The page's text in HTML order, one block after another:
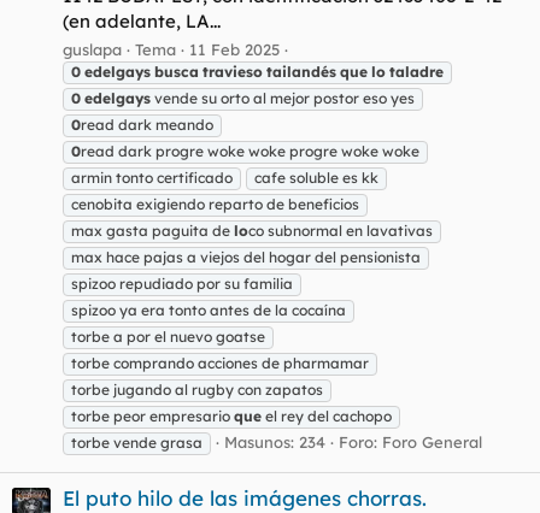
(en adelante, LA...
guslapa Tema 11 Feb 2025
0 edelgays busca travieso tailandés que lo taladre
0 edelgays vende su orto al mejor postor eso yes
0read dark meando
0read dark progre woke woke progre woke woke
armin tonto certificado
cafe soluble es kk
cenobita exigiendo reparto de beneficios
max gasta paguita de loco subnormal en lavativas
max hace pajas a viejos del hogar del pensionista
spizoo repudiado por su familia
spizoo ya era tonto antes de la cocaína
torbe a por el nuevo goatse
torbe comprando acciones de pharmamar
torbe jugando al rugby con zapatos
torbe peor empresario que el rey del cachopo
torbe vende grasa
Masunos: 234 Foro: Foro General
El puto hilo de las imágenes chorras.